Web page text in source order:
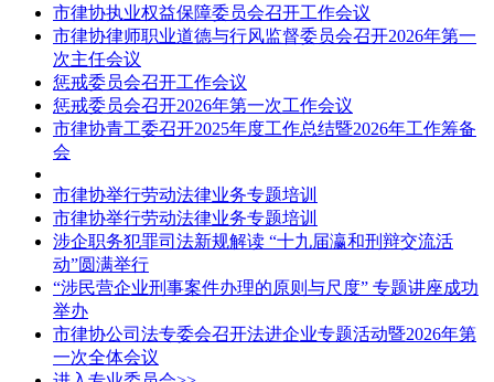
市律协执业权益保障委员会召开工作会议
市律协律师职业道德与行风监督委员会召开2026年第一
次主任会议
惩戒委员会召开工作会议
惩戒委员会召开2026年第一次工作会议
市律协青工委召开2025年度工作总结暨2026年工作筹备
会
市律协举行劳动法律业务专题培训
市律协举行劳动法律业务专题培训
涉企职务犯罪司法新规解读 “十九届瀛和刑辩交流活
动”圆满举行
“涉民营企业刑事案件办理的原则与尺度” 专题讲座成功
举办
市律协公司法专委会召开法进企业专题活动暨2026年第
一次全体会议